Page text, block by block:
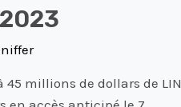
millions de dollars de